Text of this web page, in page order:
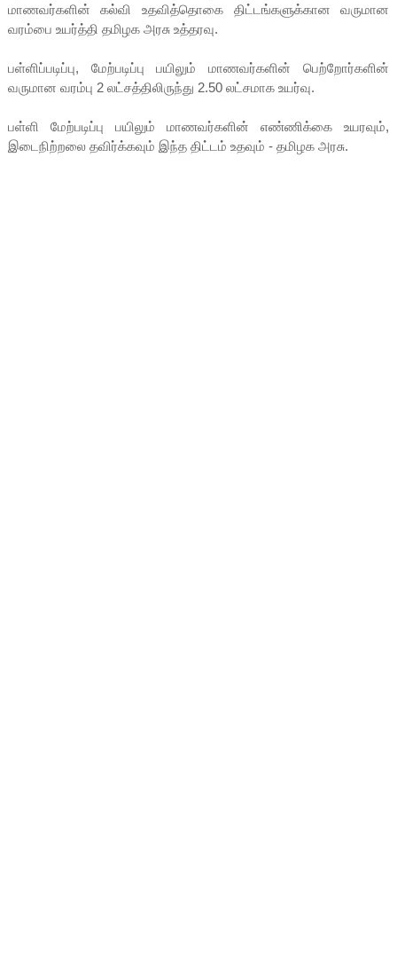
மாணவர்களின் கல்வி உதவித்தொகை திட்டங்களுக்கான வருமான
வரம்பை உயர்த்தி தமிழக அரசு உத்தரவு.
பள்ளிப்படிப்பு, மேற்படிப்பு பயிலும் மாணவர்களின் பெற்றோர்களின்
வருமான வரம்பு 2 லட்சத்திலிருந்து 2.50 லட்சமாக உயர்வு.
பள்ளி மேற்படிப்பு பயிலும் மாணவர்களின் எண்ணிக்கை உயரவும்,
இடைநிற்றலை தவிர்க்கவும் இந்த திட்டம் உதவும் - தமிழக அரசு.